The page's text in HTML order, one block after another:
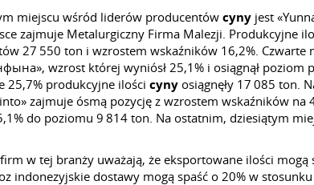
miejscu wśród liderów producentów cyny jest
zajmuje Metalurgiczny Firma Malezji. Produkcyjne
27 550 ton i wzrostem wskaźników 16,2%.
wzrost której wyniósł 25,1% i osiągnął poziom
25,7% produkcyjne ilości cyny osiągnęły 17 085 ton.
zajmuje ósmą pozycję z wzrostem wskaźników
do poziomu 9 814 ton. Na ostatnim, dziesiątym
w tej branży uważają, że eksportowane ilości
indonezyjskie dostawy mogą spaść o 20% w